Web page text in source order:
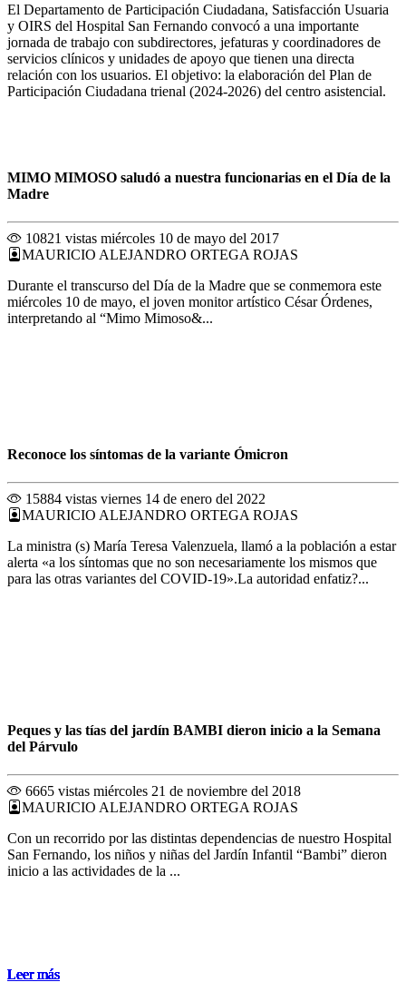
Leer más
Leer más
Leer más
El Departamento de Participación Ciudadana, Satisfacción Usuaria
y OIRS del Hospital San Fernando convocó a una importante
jornada de trabajo con subdirectores, jefaturas y coordinadores de
servicios clínicos y unidades de apoyo que tienen una directa
relación con los usuarios. El objetivo: la elaboración del Plan de
Participación Ciudadana trienal (2024-2026) del centro asistencial.
Leer más
MIMO MIMOSO saludó a nuestra funcionarias en el Día de la
Madre
10821 vistas miércoles 10 de mayo del 2017
MAURICIO ALEJANDRO ORTEGA ROJAS
Durante el transcurso del Día de la Madre que se conmemora este
miércoles 10 de mayo, el joven monitor artístico César Órdenes,
interpretando al “Mimo Mimoso&...
Leer más
Reconoce los síntomas de la variante Ómicron
15884 vistas viernes 14 de enero del 2022
MAURICIO ALEJANDRO ORTEGA ROJAS
La ministra (s) María Teresa Valenzuela, llamó a la población a estar
alerta «a los síntomas que no son necesariamente los mismos que
para las otras variantes del COVID-19».La autoridad enfatiz?...
Leer más
Peques y las tías del jardín BAMBI dieron inicio a la Semana
del Párvulo
6665 vistas miércoles 21 de noviembre del 2018
MAURICIO ALEJANDRO ORTEGA ROJAS
Con un recorrido por las distintas dependencias de nuestro Hospital
San Fernando, los niños y niñas del Jardín Infantil “Bambi” dieron
inicio a las actividades de la ...
Leer más
Leer más
Leer más
Leer más
Leer más
Leer más